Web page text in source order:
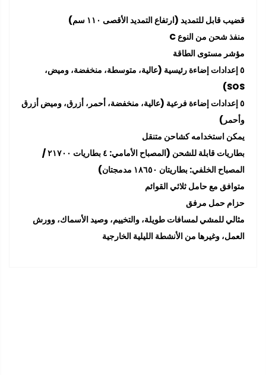
قضيب قابل للتمديد (ارتفاع التمديد الأقصى ١١٠ سم)
منفذ شحن من النوع C
مؤشر مستوى الطاقة
٥ إعدادات إضاءة رئيسية (عالية، متوسطة، منخفضة، وميض،
SOS)
٥ إعدادات إضاءة فرعية (عالية، منخفضة، أحمر، أزرق، وميض أزرق
وأحمر)
يمكن استخدامه كشاحن متنقل
بطاريات قابلة للشحن (المصباح الأمامي: ٤ بطاريات ٢١٧٠٠ /
المصباح الخلفي: بطاريتان ١٨٦٥٠ مدمجتان)
متوافق مع حامل ثلاثي القوائم
حزام حمل مرفق
مثالي للمشي لمسافات طويلة، والتخييم، وصيد الأسماك، وورش
العمل، وغيرها من الأنشطة الليلية الخارجية